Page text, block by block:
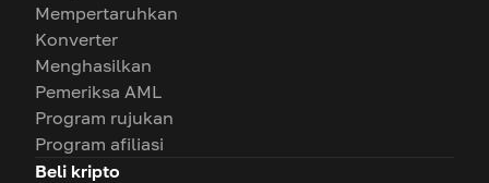
Mempertaruhkan
Konverter
Menghasilkan
Pemeriksa AML
Program rujukan
Program afiliasi
Beli kripto